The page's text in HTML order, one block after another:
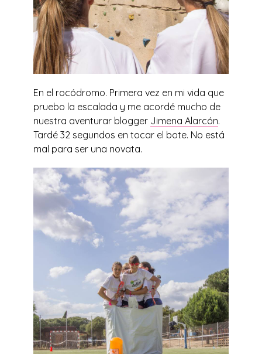
En el rocódromo. Primera vez en mi vida que
pruebo la escalada y me acordé mucho de
nuestra aventurar blogger Jimena Alarcón.
Tardé 32 segundos en tocar el bote. No está
mal para ser una novata.